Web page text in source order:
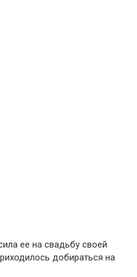
ее на свадьбу своей
добираться на